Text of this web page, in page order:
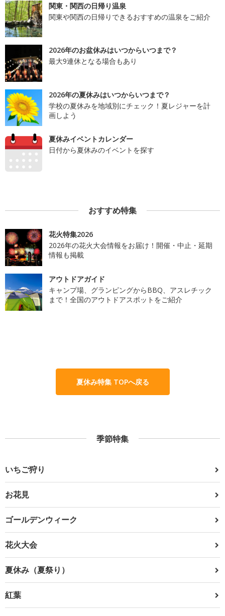
関東・関西の日帰り温泉
関東や関西の日帰りできるおすすめの温泉をご紹介
2026年のお盆休みはいつからいつまで？
最大9連休となる場合もあり
2026年の夏休みはいつからいつまで？
学校の夏休みを地域別にチェック！夏レジャーを計
画しよう
夏休みイベントカレンダー
日付から夏休みのイベントを探す
おすすめ特集
花火特集2026
2026年の花火大会情報をお届け！開催・中止・延期
情報も掲載
アウトドアガイド
キャンプ場、グランピングからBBQ、アスレチック
まで！全国のアウトドアスポットをご紹介
夏休み特集 TOPへ戻る
季節特集
いちご狩り
お花見
ゴールデンウィーク
花火大会
夏休み（夏祭り）
紅葉